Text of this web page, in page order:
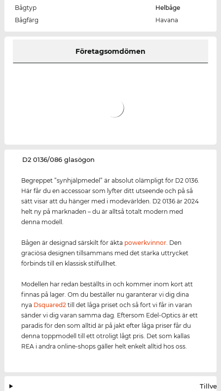
Bågtyp
Helbåge
Bågfärg
Havana
Företagsomdömen
‌D2 0136/086 glasögon
Begreppet ”synhjälpmedel” är absolut olämpligt för D2 0136.
Här får du en accessoar som lyfter ditt utseende och på så
sätt visar att du hänger med i modevärlden. D2 0136 är 2024
helt ny på marknaden – du är alltså totalt modern med
denna modell.
Bågen är designad särskilt för äkta powerkvinnor . Den
graciösa designen tillsammans med det starka uttrycket
förbinds till en klassisk stilfullhet.
Modellen har redan beställts in och kommer inom kort att
finnas på lager. Om du beställer nu garanterar vi dig dina
nya Dsquared2 till det låga priset och så fort vi får in varan
sänder vi dig varan samma dag. Eftersom Edel-Optics är ett
paradis för den som alltid är på jakt efter låga priser får du
denna toppmodell till ett otroligt lågt pris. Det som kallas
REA i andra online-shops gäller helt enkelt alltid hos oss.